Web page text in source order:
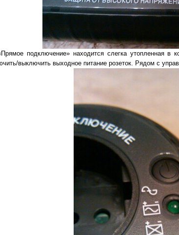
подключение» находится слегка утопленная
выключить выходное питание розеток. Рядом с